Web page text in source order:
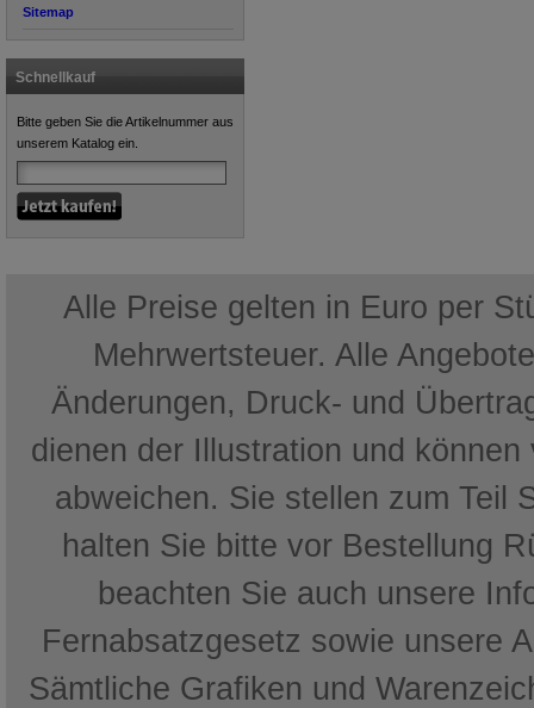
Sitemap
Schnellkauf
Bitte geben Sie die Artikelnummer aus
unserem Katalog ein.
Alle Preise gelten in Euro per
Mehrwertsteuer. Alle
Änderungen, Druck- und
dienen der Illustration und
abweichen. Sie stellen zum Teil
halten Sie bitte vor Bestellung
beachten Sie auch unsere
Fernabsatzgesetz sowie unsere
Sämtliche Grafiken und